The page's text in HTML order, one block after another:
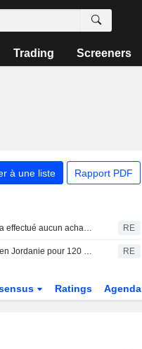
Trading Screeners
à une liste Rapport PDF
La Jordanie n'a effectué aucun achat lors de son appel d'offres pour 120 000 tonnes d'orge, selon les négociants RE
Appel d'offres en Jordanie pour 120 000 tonnes d'orge : seulement deux participants selon les négociants RE
Ratings Agenda